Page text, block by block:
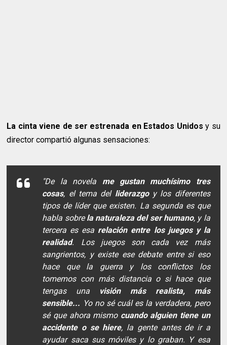
La cinta viene de ser estrenada en Estados Unidos y su
director compartió algunas sensaciones:
"De la novela me gustan muchísimo tres
cosas, el tema del liderazgoy los diferentes
tipos de líder que existen. La segunda es que
habla sobrela naturaleza del ser humano, y la
tercera es esa relación entre los juegos y la
realidad. Los juegos son cada vez más
sangrientos, y existe ese debate entre si eso
hace que la guerra y los conflictos los
tomemos con más distancia o si hace que
tengas una
visión más realista, más
sensible... Yo no sé cuál es la verdadera, pero
sé que ahora mismo cuando alguien tiene un
accidente o se hiere, la gente antes de ir a
ayudar saca sus móviles y lo graban. Y esa